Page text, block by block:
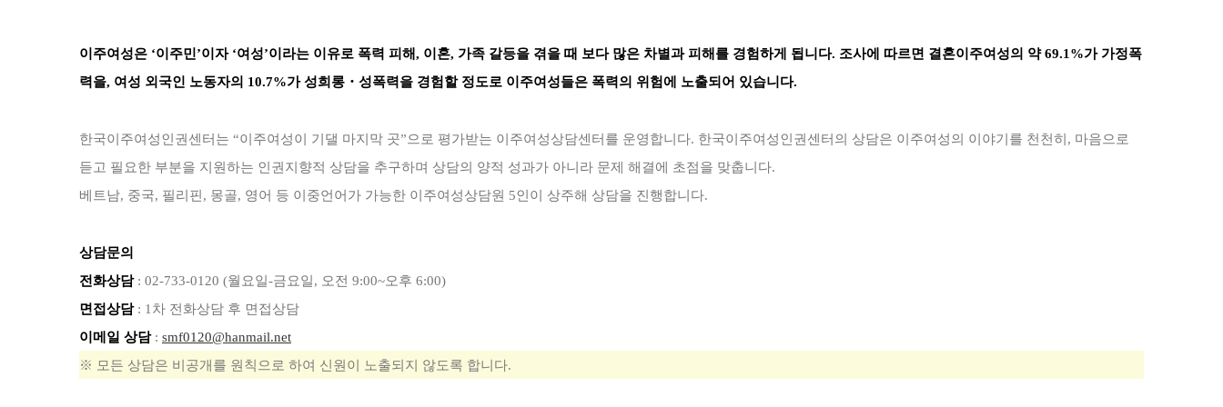
이주여성은 ‘이주민’이자 ‘여성’이라는 이유로 폭력 피해, 이혼, 가족 갈등을 겪을 때 보다 많은 차별과 피해를 경험하게 됩니다. 조사에 따르면 결혼이주여성의 약 69.1%가 가정폭
력을, 여성 외국인 노동자의 10.7%가 성희롱・성폭력을 경험할 정도로 이주여성들은 폭력의 위험에 노출되어 있습니다.
한국이주여성인권센터는 “이주여성이 기댈 마지막 곳”으로 평가받는 이주여성상담센터를 운영합니다. 한국이주여성인권센터의 상담은 이주여성의 이야기를 천천히, 마음으로
듣고 필요한 부분을 지원하는 인권지향적 상담을 추구하며 상담의 양적 성과가 아니라 문제 해결에 초점을 맞춥니다.
베트남, 중국, 필리핀, 몽골, 영어 등 이중언어가 가능한 이주여성상담원 5인이 상주해 상담을 진행합니다.
상담문의
전화상담: 02-733-0120 (월요일-금요일, 오전 9:00~오후 6:00)
면접상담: 1차 전화상담 후 면접상담
이메일 상담: smf0120@hanmail.net
※ 모든 상담은 비공개를 원칙으로 하여 신원이 노출되지 않도록 합니다.